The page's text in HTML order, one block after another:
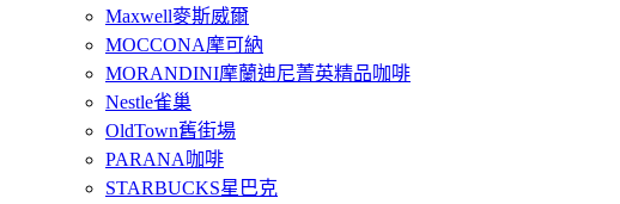
Maxwell麥斯威爾
MOCCONA摩可納
MORANDINI摩蘭迪尼菁英精品咖啡
Nestle雀巢
OldTown舊街場
PARANA咖啡
STARBUCKS星巴克